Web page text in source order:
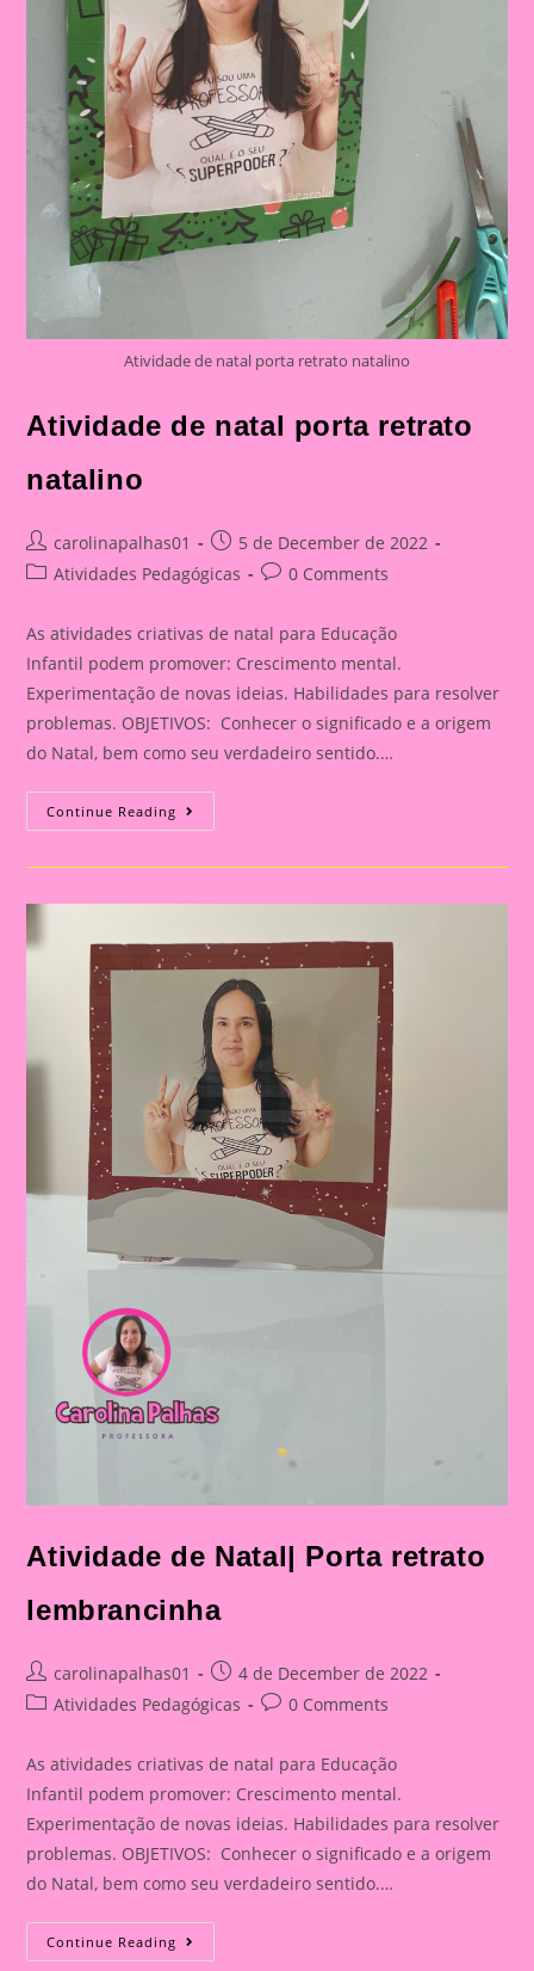
Atividade de natal porta retrato natalino
Atividade de natal porta retrato
natalino
Post
author:
carolinapalhas01
Post
published:
5 de December de 2022
PostAtividades Pedagógicas
Post0 Comments
As atividades criativas de natal para Educação
Infantil podem promover: Crescimento mental.
Experimentação de novas ideias. Habilidades para resolver
problemas. OBJETIVOS: Conhecer o significado e a origem
do Natal, bem como seu verdadeiro sentido.…
Continue Reading Atividade
De
Porta
Atividade de Natal| Porta retrato
lembrancinha
Post
author:
carolinapalhas01
Post
published:
4 de December de 2022
PostAtividades Pedagógicas
Post0 Comments
As atividades criativas de natal para Educação
Infantil podem promover: Crescimento mental.
Experimentação de novas ideias. Habilidades para resolver
problemas. OBJETIVOS: Conhecer o significado e a origem
do Natal, bem como seu verdadeiro sentido.…
Continue Reading Atividade
De